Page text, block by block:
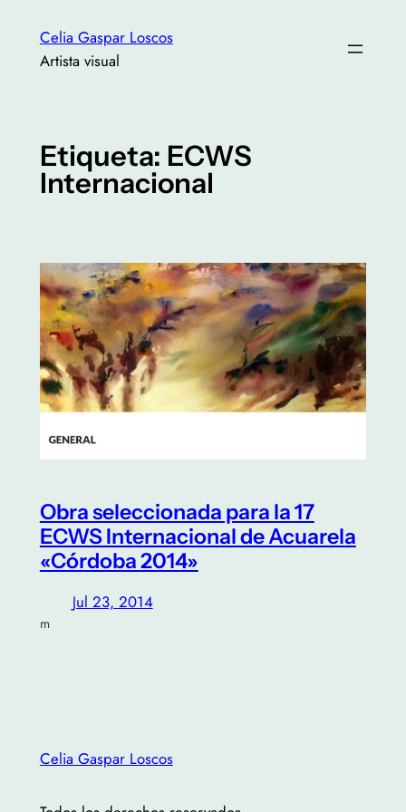
contenido
Celia Gaspar Loscos
Artista visual
Etiqueta: ECWS
Internacional
Obra seleccionada para la 17
ECWS Internacional de Acuarela
«Córdoba 2014»
Jul 23, 2014
m
Celia Gaspar Loscos